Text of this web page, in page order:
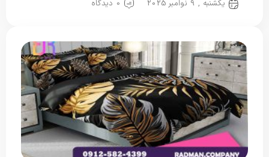
یکشنبه , 9 نوامبر 2025 0 دیدگاه